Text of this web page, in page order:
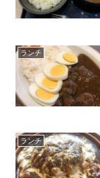
ランチ
ランチ